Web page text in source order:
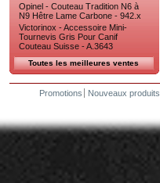
Opinel - Couteau Tradition N6 à
N9 Hêtre Lame Carbone - 942.x
Victorinox - Accessoire Mini-
Tournevis Gris Pour Canif
Couteau Suisse - A.3643
Toutes les meilleures ventes
Promotions Nouveaux produits